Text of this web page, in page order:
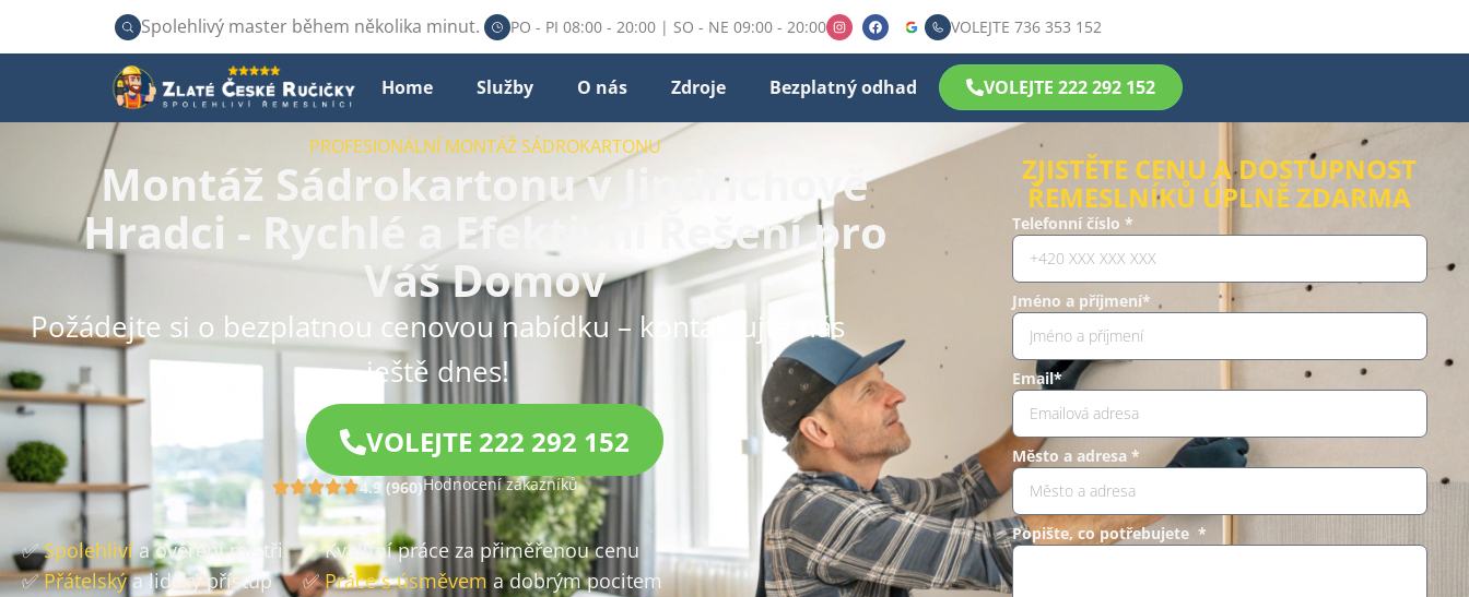
Spolehlivý master během několika minut. PO - PI 08:00 - 20:00 | SO - NE 09:00 - 20:00 VOLEJTE 736 353 152
Home Služby O nás Zdroje Bezplatný odhad VOLEJTE 222 292 152
PROFESIONÁLNÍ MONTÁŽ SÁDROKARTONU
Montáž Sádrokartonu v Jindřichově
Hradci - Rychlé a Efektivní Řešení pro
Váš Domov
Požádejte si o bezplatnou cenovou nabídku – kontaktujte nás
ještě dnes!
VOLEJTE 222 292 152
4.9 (960)Hodnocení zákazníků
✅Spolehlivía ověření mistři
✅Přátelskýa lidský přístup
✅ Kvalitní práce za přiměřenou cenu
✅Práce s úsměvem a dobrým pocitem
ZJISTĚTE CENU A DOSTUPNOST
ŘEMESLNÍKŮ ÚPLNĚ ZDARMA
Telefonní číslo *
Jméno a příjmení*
Email*
Město a adresa *
Popište, co potřebujete *